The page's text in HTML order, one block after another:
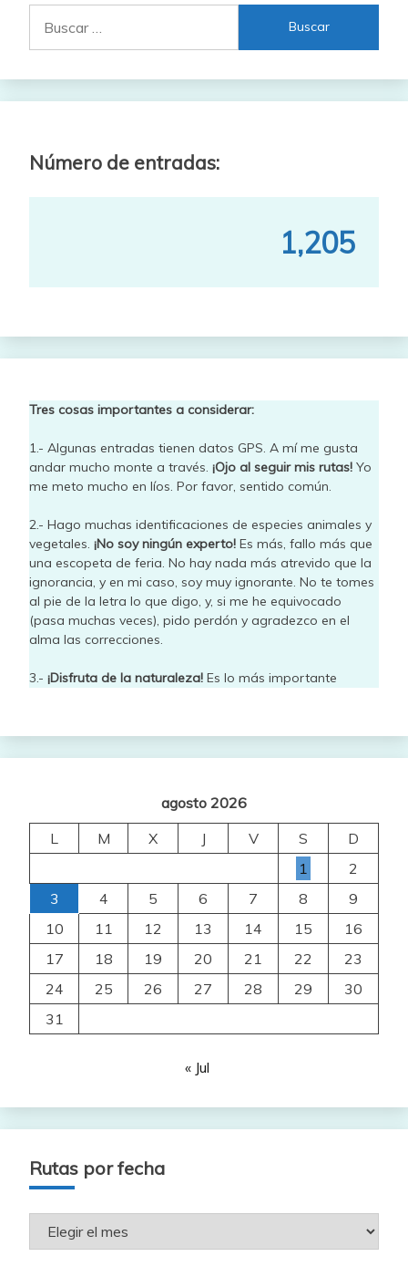
Número de entradas:
1,205
Tres cosas importantes a considerar:
1.- Algunas entradas tienen datos GPS. A mí me gusta
andar mucho monte a través. ¡Ojo al seguir mis rutas! Yo
me meto mucho en líos. Por favor, sentido común.
2.- Hago muchas identificaciones de especies animales y
vegetales. ¡No soy ningún experto! Es más, fallo más que
una escopeta de feria. No hay nada más atrevido que la
ignorancia, y en mi caso, soy muy ignorante. No te tomes
al pie de la letra lo que digo, y, si me he equivocado
(pasa muchas veces), pido perdón y agradezco en el
alma las correcciones.
3.- ¡Disfruta de la naturaleza! Es lo más importante
agosto 2026
L
M X J V S
D
1
2
3
4 5 6 7 8
9
10
11 12 13 14 15
16
17
18 19 20 21 22
23
24
25 26 27 28 29
30
31
« Jul
Rutas por fecha
Rutas